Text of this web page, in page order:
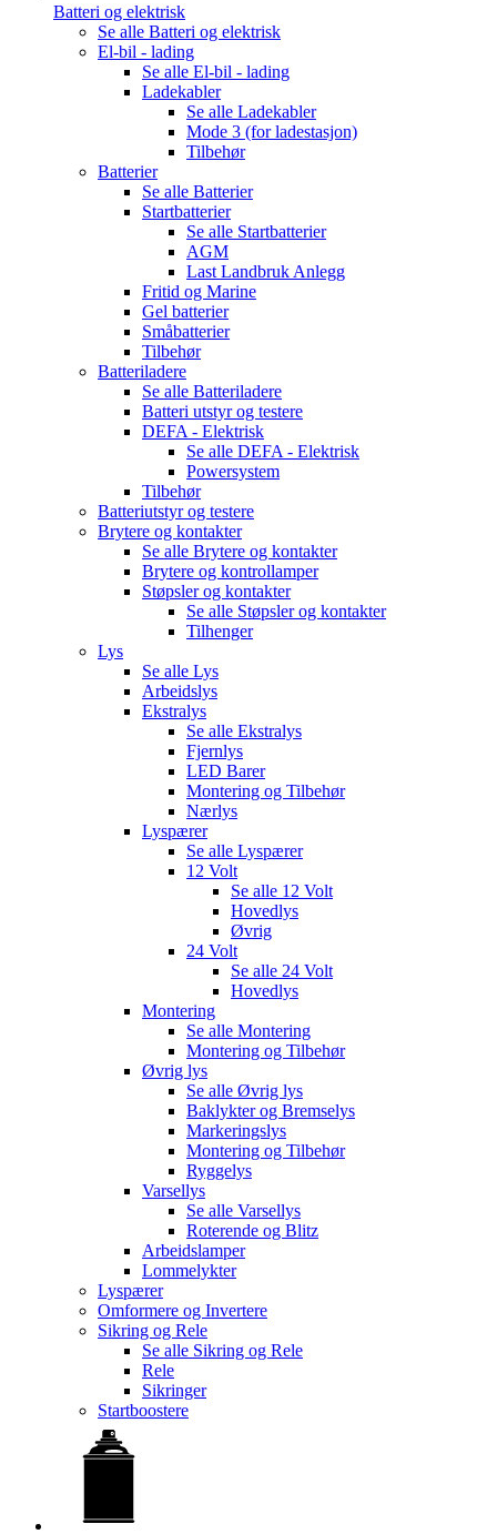
Batteri og elektrisk
Se alle Batteri og elektrisk
El-bil - lading
Se alle El-bil - lading
Ladekabler
Se alle Ladekabler
Mode 3 (for ladestasjon)
Tilbehør
Batterier
Se alle Batterier
Startbatterier
Se alle Startbatterier
AGM
Last Landbruk Anlegg
Fritid og Marine
Gel batterier
Småbatterier
Tilbehør
Batteriladere
Se alle Batteriladere
Batteri utstyr og testere
DEFA - Elektrisk
Se alle DEFA - Elektrisk
Powersystem
Tilbehør
Batteriutstyr og testere
Brytere og kontakter
Se alle Brytere og kontakter
Brytere og kontrollamper
Støpsler og kontakter
Se alle Støpsler og kontakter
Tilhenger
Lys
Se alle Lys
Arbeidslys
Ekstralys
Se alle Ekstralys
Fjernlys
LED Barer
Montering og Tilbehør
Nærlys
Lyspærer
Se alle Lyspærer
12 Volt
Se alle 12 Volt
Hovedlys
Øvrig
24 Volt
Se alle 24 Volt
Hovedlys
Montering
Se alle Montering
Montering og Tilbehør
Øvrig lys
Se alle Øvrig lys
Baklykter og Bremselys
Markeringslys
Montering og Tilbehør
Ryggelys
Varsellys
Se alle Varsellys
Roterende og Blitz
Arbeidslamper
Lommelykter
Lyspærer
Omformere og Invertere
Sikring og Rele
Se alle Sikring og Rele
Rele
Sikringer
Startboostere